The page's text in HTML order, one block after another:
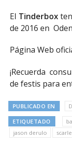
El Tinderbox
de 2016 en
Página Web
¡Recuerda
de festis para
PUBLICADO EN
ETIQUETADO
jason derulo